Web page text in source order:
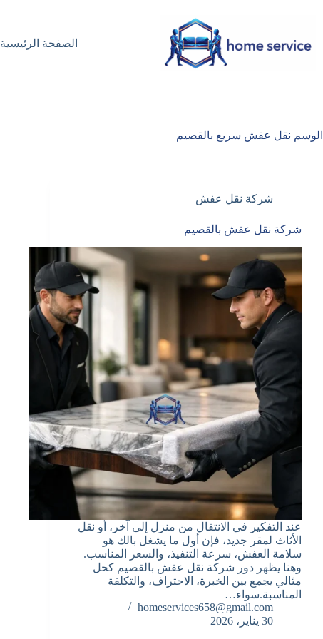
الصفحة الرئيسية
الوسم نقل عفش سريع بالقصيم
شركة نقل عفش
شركة نقل عفش بالقصيم
عند التفكير في الانتقال من منزل إلى آخر، أو نقل
الأثاث لمقر جديد، فإن أول ما يشغل بالك هو
سلامة العفش، سرعة التنفيذ، والسعر المناسب.
وهنا يظهر دور شركة نقل عفش بالقصيم كحل
مثالي يجمع بين الخبرة، الاحتراف، والتكلفة
المناسبة.سواء…
homeservices658@gmail.com
30 يناير، 2026